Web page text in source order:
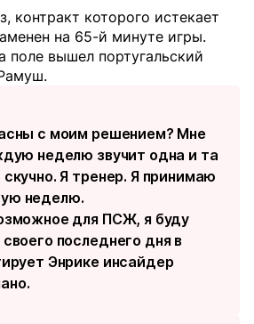
контракт которого истекает
на 65-й минуте игры.
поле вышел португальский
с моим решением? Мне
неделю звучит одна и та
Я тренер. Я принимаю
неделю.
для ПСЖ, я буду
последнего дня в
Энрике инсайдер